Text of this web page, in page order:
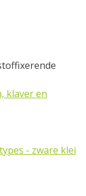
klaver en
- zware klei